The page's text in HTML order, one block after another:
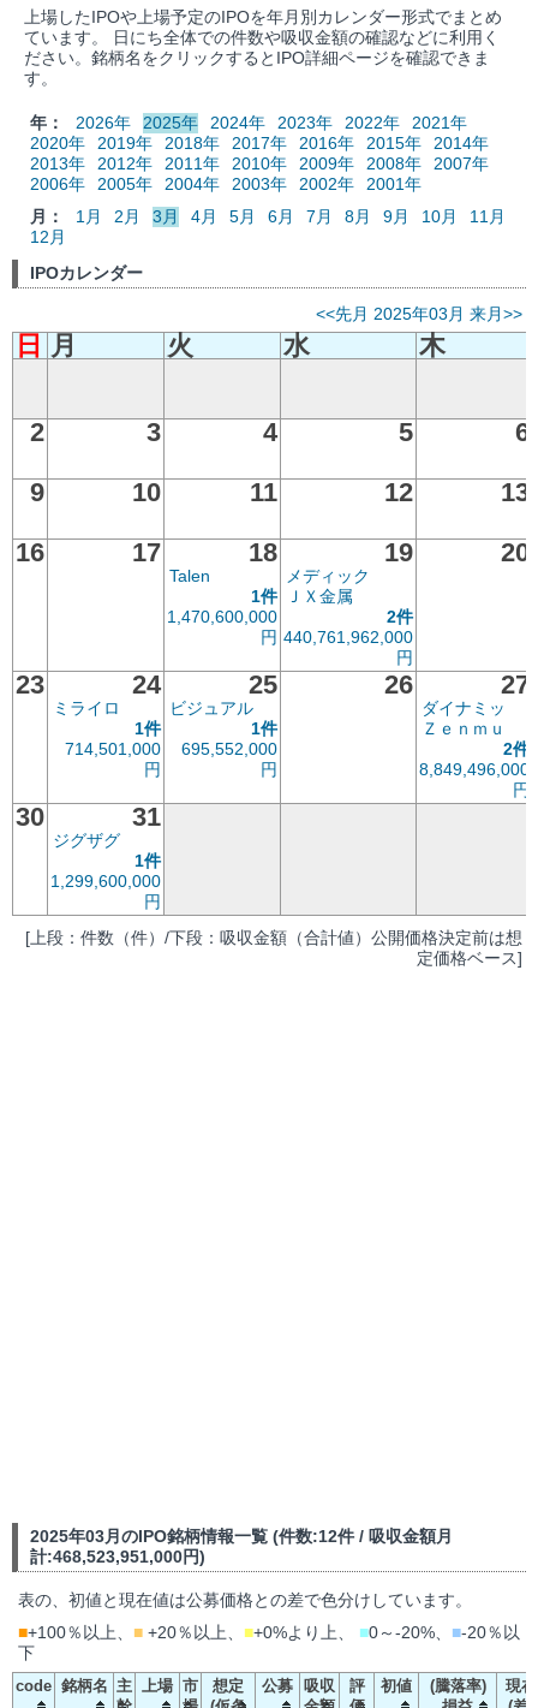
上場したIPOや上場予定のIPOを年月別カレンダー形式でまとめ
ています。 日にち全体での件数や吸収金額の確認などに利用く
ださい。銘柄名をクリックするとIPO詳細ページを確認できま
す。
年： 2026年 2025年 2024年 2023年 2022年
2021年
2020年
2019年 2018年 2017年 2016年 2015年
2014年
2013年
2012年 2011年 2010年 2009年 2008年
2007年
2006年
2005年 2004年 2003年 2002年
2001年
月：
1月 2月 3月 4月 5月 6月 7月 8月 9月 10月
11月
12月
IPOカレンダー
<<先月 2025年03月 来月>>
日 月 火 水 木
2 3 4 5
6
9
10 11 12
13
16
17 18
Talen
1件
1,470,600,000
円
19
メディック
ＪＸ金属
2件
440,761,962,000
円
20
23 24
ミライロ
1件
714,501,000
円
25
ビジュアル
1件
695,552,000
円
26 27
ダイナミッ
Ｚｅｎｍｕ
2件
8,849,496,000
円
30 31
ジグザグ
1件
1,299,600,000
円
[上段：件数（件）/下段：吸収金額（合計値）公開価格決定前は想
定価格ベース]
2025年03月のIPO銘柄情報一覧 (件数:12件 / 吸収金額月
計:468,523,951,000円)
表の、初値と現在値は公募価格との差で色分けしています。
■+100％以上、 ■ +20％以上、 ■+0%より上、 ■0～-20%、 ■-20％以
下
code 銘柄名 主 上場 市
想定
公募 吸収
評
初値
(騰落率)
現